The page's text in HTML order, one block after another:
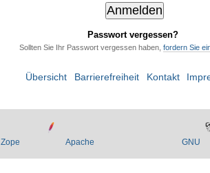
Passwort vergessen?
Sollten Sie Ihr Passwort vergessen haben, fordern Sie
Übersicht Barrierefreiheit Kontakt
Zope Apache GNU